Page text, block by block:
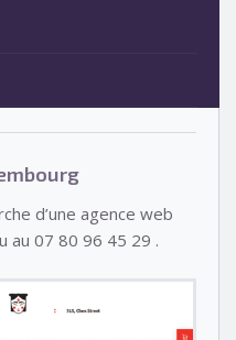
29€
d’une agence web
au 07 80 96 45 29 .